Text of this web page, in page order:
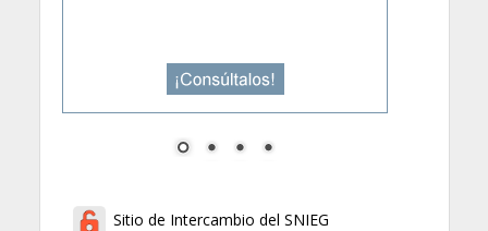
Sitio de Intercambio del SNIEG